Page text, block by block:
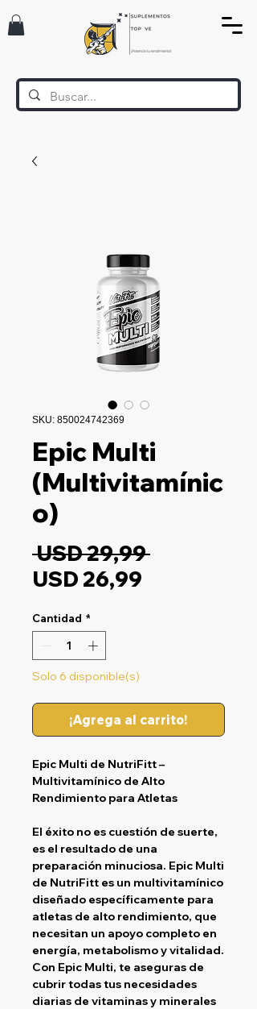
SKU: 850024742369
Epic Multi
(Multivitamínic
o)
USD 29,99 Precio
USD 26,99
Cantidad *
Solo 6 disponible(s)
¡Agrega al carrito!
Epic Multi de NutriFitt –
Multivitamínico de Alto
Rendimiento para Atletas
El éxito no es cuestión de suerte,
es el resultado de una
preparación minuciosa. Epic Multi
de NutriFitt es un multivitamínico
diseñado específicamente para
atletas de alto rendimiento, que
necesitan un apoyo completo en
energía, metabolismo y vitalidad.
Con Epic Multi, te aseguras de
cubrir todas tus necesidades
diarias de vitaminas y minerales